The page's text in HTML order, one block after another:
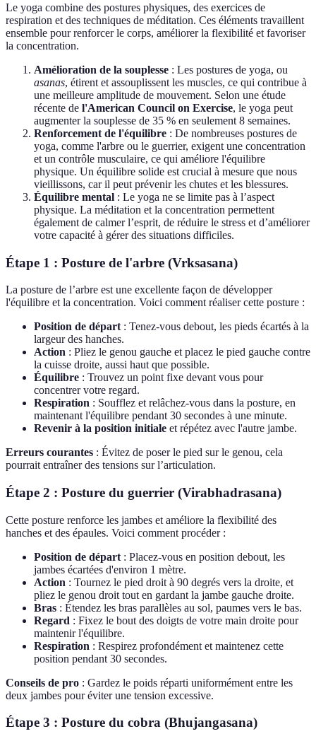
Le yoga combine des postures physiques, des exercices de
respiration et des techniques de méditation. Ces éléments travaillent
ensemble pour renforcer le corps, améliorer la flexibilité et favoriser
la concentration.
Amélioration de la souplesse : Les postures de yoga, ou
asanas, étirent et assouplissent les muscles, ce qui contribue à
une meilleure amplitude de mouvement. Selon une étude
récente de l'American Council on Exercise, le yoga peut
augmenter la souplesse de 35 % en seulement 8 semaines.
Renforcement de l'équilibre : De nombreuses postures de
yoga, comme l'arbre ou le guerrier, exigent une concentration
et un contrôle musculaire, ce qui améliore l'équilibre
physique. Un équilibre solide est crucial à mesure que nous
vieillissons, car il peut prévenir les chutes et les blessures.
Équilibre mental : Le yoga ne se limite pas à l’aspect
physique. La méditation et la concentration permettent
également de calmer l’esprit, de réduire le stress et d’améliorer
votre capacité à gérer des situations difficiles.
Étape 1 : Posture de l'arbre (Vrksasana)
La posture de l’arbre est une excellente façon de développer
l'équilibre et la concentration. Voici comment réaliser cette posture :
Position de départ : Tenez-vous debout, les pieds écartés à la
largeur des hanches.
Action : Pliez le genou gauche et placez le pied gauche contre
la cuisse droite, aussi haut que possible.
Équilibre : Trouvez un point fixe devant vous pour
concentrer votre regard.
Respiration : Soufflez et relâchez-vous dans la posture, en
maintenant l'équilibre pendant 30 secondes à une minute.
Revenir à la position initiale et répétez avec l'autre jambe.
Erreurs courantes : Évitez de poser le pied sur le genou, cela
pourrait entraîner des tensions sur l’articulation.
Étape 2 : Posture du guerrier (Virabhadrasana)
Cette posture renforce les jambes et améliore la flexibilité des
hanches et des épaules. Voici comment procéder :
Position de départ : Placez-vous en position debout, les
jambes écartées d'environ 1 mètre.
Action : Tournez le pied droit à 90 degrés vers la droite, et
pliez le genou droit tout en gardant la jambe gauche droite.
Bras : Étendez les bras parallèles au sol, paumes vers le bas.
Regard : Fixez le bout des doigts de votre main droite pour
maintenir l'équilibre.
Respiration : Respirez profondément et maintenez cette
position pendant 30 secondes.
Conseils de pro : Gardez le poids réparti uniformément entre les
deux jambes pour éviter une tension excessive.
Étape 3 : Posture du cobra (Bhujangasana)